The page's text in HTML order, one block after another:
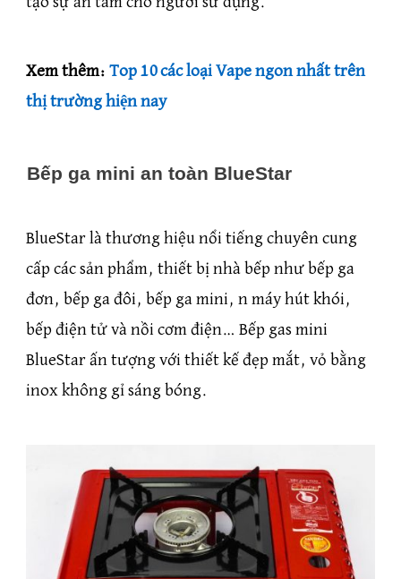
Xem thêm: Top 10 các loại Vape ngon nhất trên
thị trường hiện nay
Bếp ga mini an toàn BlueStar
BlueStar là thương hiệu nổi tiếng chuyên cung
cấp các sản phẩm, thiết bị nhà bếp như bếp ga
đơn, bếp ga đôi, bếp ga mini, n máy hút khói,
bếp điện tử và nồi cơm điện… Bếp gas mini
BlueStar ấn tượng với thiết kế đẹp mắt, vỏ bằng
inox không gỉ sáng bóng.